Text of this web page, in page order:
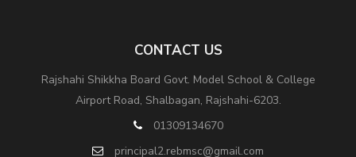
CONTACT US
Rajshahi Shikkha Board Govt. Model School & College
Airport Road, Shalbagan, Rajshahi-6203.
01309134670
principal2.rebmsc@gmail.com